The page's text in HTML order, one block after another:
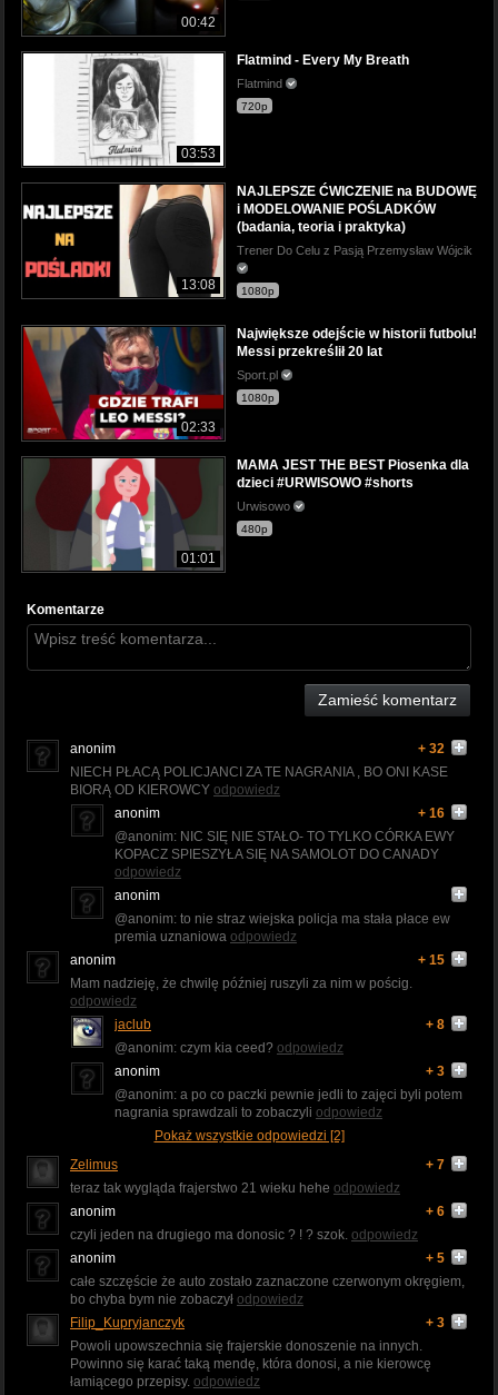
00:42
03:53
Flatmind - Every My Breath
Flatmind
720p
13:08
NAJLEPSZE ĆWICZENIE na BUDOWĘ
i MODELOWANIE POŚLADKÓW
(badania, teoria i praktyka)
Trener Do Celu z Pasją Przemysław Wójcik
1080p
02:33
Największe odejście w historii futbolu!
Messi przekreślił 20 lat
Sport.pl
1080p
01:01
MAMA JEST THE BEST Piosenka dla
dzieci #URWISOWO #shorts
Urwisowo
480p
Komentarze
Zamieść komentarz
anonim
+ 32
NIECH PŁACĄ POLICJANCI ZA TE NAGRANIA , BO ONI KASE
BIORĄ OD KIEROWCY odpowiedz
anonim
+ 16
@anonim: NIC SIĘ NIE STAŁO- TO TYLKO CÓRKA EWY
KOPACZ SPIESZYŁA SIĘ NA SAMOLOT DO CANADY
odpowiedz
anonim
@anonim: to nie straz wiejska policja ma stała płace ew
premia uznaniowa odpowiedz
anonim
+ 15
Mam nadzieję, że chwilę później ruszyli za nim w pościg.
odpowiedz
jaclub
+ 8
@anonim: czym kia ceed? odpowiedz
anonim
+ 3
@anonim: a po co paczki pewnie jedli to zajęci byli potem
nagrania sprawdzali to zobaczyli odpowiedz
Pokaż wszystkie odpowiedzi [2]
Zelimus
+ 7
teraz tak wygląda frajerstwo 21 wieku hehe odpowiedz
anonim
+ 6
czyli jeden na drugiego ma donosic ? ! ? szok. odpowiedz
anonim
+ 5
całe szczęście że auto zostało zaznaczone czerwonym okręgiem,
bo chyba bym nie zobaczył odpowiedz
Filip_Kupryjanczyk
+ 3
Powoli upowszechnia się frajerskie donoszenie na innych.
Powinno się karać taką mendę, która donosi, a nie kierowcę
łamiącego przepisy. odpowiedz